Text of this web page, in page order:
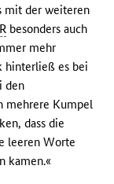
mit der weiteren
besonders auch
mehr
hinterließ es bei
den
mehrere Kumpel
dass die
leeren Worte
kamen.«